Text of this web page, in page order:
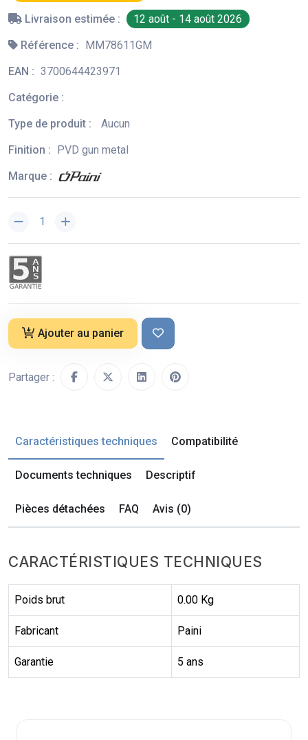
Livraison estimée :
12 août - 14 août 2026
Référence : MM78611GM
EAN : 3700644423971
Catégorie :
Type de produit :
Aucun
Finition : PVD gun metal
Marque :
Ajouter au panier
Partager :
Caractéristiques techniques Compatibilité
Documents techniques Descriptif
Pièces détachées FAQ Avis (0)
CARACTÉRISTIQUES TECHNIQUES
Poids brut 0.00 Kg
Fabricant Paini
Garantie 5 ans